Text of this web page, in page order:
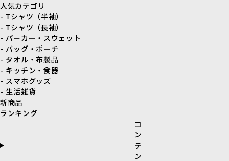
人気カテゴリ
- Tシャツ（半袖）
- Tシャツ（長袖）
- パーカー・スウェット
- バッグ・ポーチ
- タオル・布製品
- キッチン・食器
- スマホグッズ
- 生活雑貨
新商品
ランキング
コ
ン
テ
ン